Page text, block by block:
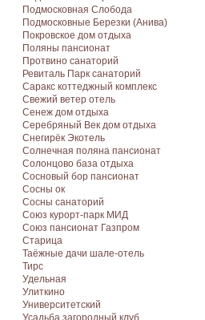
Подмосковная Cлобода
Подмосковные Березки (Анива)
Покровское дом отдыха
Поляны пансионат
Протвино санаторий
Ревиталь Парк санаторий
Саракс коттеджный комплекс
Свежий ветер отель
Сенеж дом отдыха
Серебряный Век дом отдыха
Снегирёк Экотель
Солнечная поляна пансионат
Солонцово база отдыха
Сосновый бор пансионат
Сосны ок
Сосны санаторий
Союз курорт-парк МИД
Союз пансионат Газпром
Старица
Таёжные дачи шале-отель
Тирс
Удельная
Улиткино
Университетский
Усадьба загородный клуб